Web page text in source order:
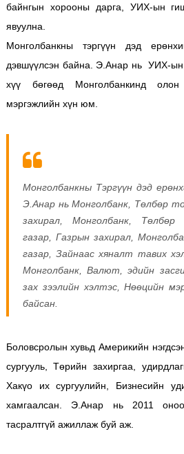
байнгын хорооны дарга, УИХ-ын
явуулна.
Монголбанкны тэргүүн дэд
дэвшүүлсэн байна. Э.Анар нь УИХ-
хүү бөгөөд Монголбанкинд
мэргэжлийн хүн юм.
Монголбанкны Тэргүүн дэд
Э.Анар нь Монголбанк, Төлбөр
захирал, Монголбанк, Төлбөр
газар, Газрын захирал,
газар, Зайнаас хяналт тавих
Монголбанк, Валют, эдийн
зах зээлийн хэлтэс, Нөөцийн
байсан.
Боловсролын хувьд Америкийн
сургууль, Төрийн захиргаа,
Хакүо их сургуулийн, Бизнесийн
хамгаалсан. Э.Анар нь 2011
тасралтгүй ажиллаж буй аж.